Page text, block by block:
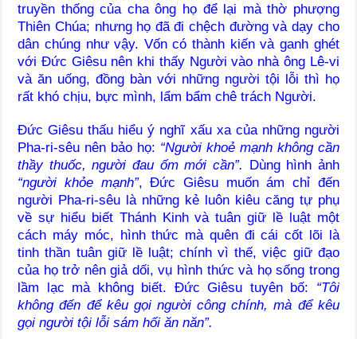
truyền thống của cha ông họ để lại mà thờ phượng
Thiên Chúa; nhưng họ đã đi chệch đường và dạy cho
dân chúng như vậy. Vốn có thành kiến và ganh ghét
với Đức Giêsu nên khi thấy Người vào nhà ông Lê-vi
và ăn uống, đồng bàn với những người tội lỗi thì họ
rất khó chịu, bực mình, lẩm bẩm chê trách Người.
Đức Giêsu thấu hiểu ý nghĩ xấu xa của những người
Pha-ri-sêu nên bảo họ: “Người khoẻ mạnh không cần
thầy thuốc, người đau ốm mới cần”. Dùng hình ảnh
“người khỏe mạnh”, Đức Giêsu muốn ám chỉ đến
người Pha-ri-sêu là những kẻ luôn kiêu căng tự phụ
về sự hiểu biết Thánh Kinh và tuân giữ lề luật một
cách máy móc, hình thức mà quên đi cái cốt lõi là
tinh thần tuân giữ lề luật; chính vì thế, việc giữ đạo
của họ trở nên giả dối, vụ hình thức và họ sống trong
lầm lạc mà không biết. Đức Giêsu tuyên bố: “Tôi
không đến để kêu gọi người công chính, mà để kêu
gọi người tội lỗi sám hối ăn năn”.